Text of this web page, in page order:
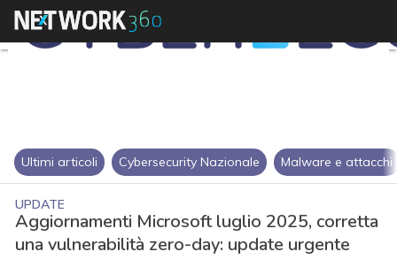
Ultimi articoli Cybersecurity Nazionale Malware e attacchi
UPDATE
Aggiornamenti Microsoft luglio 2025, corretta
una vulnerabilità zero-day: update urgente